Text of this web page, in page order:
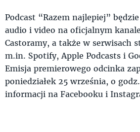
Podcast “Razem najlepiej”
audio i video na oficjalnym
Castoramy, a także w serwisach
m.in. Spotify, Apple Podcasts i
Emisja premierowego odcinka
poniedziałek 25 września, o
informacji na Facebooku i